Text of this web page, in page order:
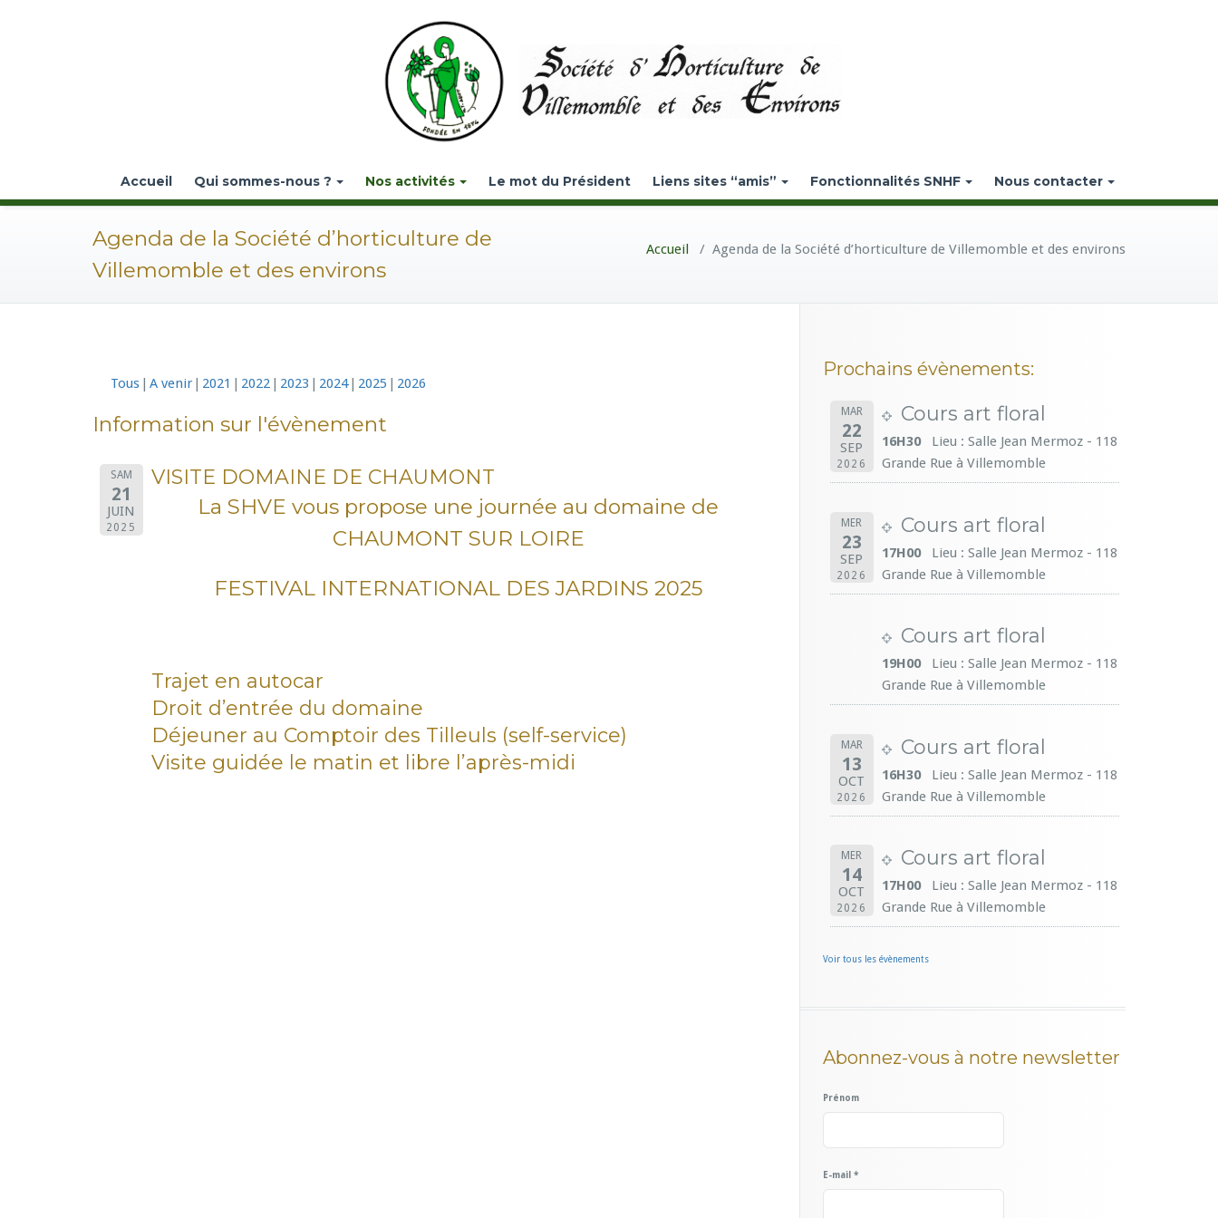
Accueil Qui sommes-nous ? Nos activités Le mot du Président Liens sites “amis” Fonctionnalités SNHF Nous contacter
Agenda de la Société d’horticulture de
Villemomble et des environs
Accueil / Agenda de la Société d’horticulture de Villemomble et des environs
Tous A venir 2021 2022 2023 2024 2025 2026
Information sur l'évènement
SAM
21
JUIN
2025
VISITE DOMAINE DE CHAUMONT
La SHVE vous propose une journée au domaine de
CHAUMONT SUR LOIRE
FESTIVAL INTERNATIONAL DES JARDINS 2025
Trajet en autocar
Droit d’entrée du domaine
Déjeuner au Comptoir des Tilleuls (self-service)
Visite guidée le matin et libre l’après-midi
Prochains évènements:
MAR
22
SEP
2026
Cours art floral
16H30
Lieu : Salle Jean Mermoz - 118
Grande Rue à Villemomble
MER
23
SEP
2026
Cours art floral
17H00
Lieu : Salle Jean Mermoz - 118
Grande Rue à Villemomble
Cours art floral
19H00
Lieu : Salle Jean Mermoz - 118
Grande Rue à Villemomble
MAR
13
OCT
2026
Cours art floral
16H30
Lieu : Salle Jean Mermoz - 118
Grande Rue à Villemomble
MER
14
OCT
2026
Cours art floral
17H00
Lieu : Salle Jean Mermoz - 118
Grande Rue à Villemomble
Voir tous les évènements
Abonnez-vous à notre newsletter
Prénom
E-mail *